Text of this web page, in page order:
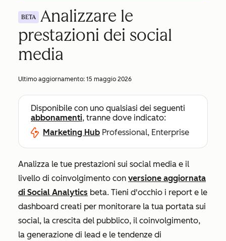
BETA
Analizzare le
prestazioni dei social
media
Ultimo aggiornamento: 15 maggio 2026
Disponibile con uno qualsiasi dei seguenti
abbonamenti, tranne dove indicato:
Marketing Hub Professional, Enterprise
Analizza le tue prestazioni sui social media e il
livello di coinvolgimento con versione aggiornata
di Social Analytics beta. Tieni d'occhio i report e le
dashboard creati per monitorare la tua portata sui
social, la crescita del pubblico, il coinvolgimento,
la generazione di lead e le tendenze di